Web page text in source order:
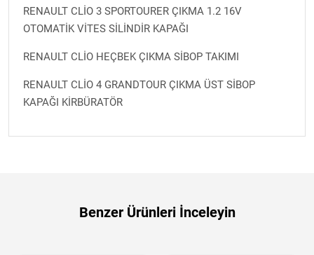
RENAULT CLİO 3 SPORTOURER ÇIKMA 1.2 16V
OTOMATİK VİTES SİLİNDİR KAPAĞI
RENAULT CLİO HEÇBEK ÇIKMA SİBOP TAKIMI
RENAULT CLİO 4 GRANDTOUR ÇIKMA ÜST SİBOP
KAPAĞI KİRBÜRATÖR
Benzer Ürünleri İnceleyin